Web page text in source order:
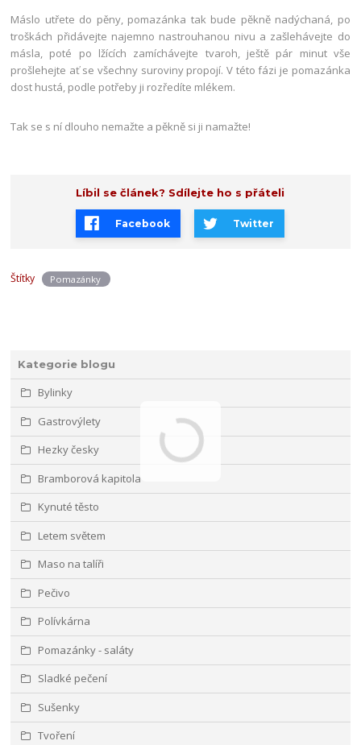
Kategorie blogu
Bylinky
Gastrovýlety
Hezky česky
Bramborová kapitola
Kynuté těsto
Letem světem
Maso na talíři
Pečivo
Polívkárna
Pomazánky - saláty
Sladké pečení
Sušenky
Tvoření
Máslo utřete do pěny, pomazánka tak bude pěkně nadýchaná, po
troškách přidávejte najemno nastrouhanou nivu a zašlehávejte do
másla, poté po lžících zamíchávejte tvaroh, ještě pár minut vše
prošlehejte ať se všechny suroviny propojí. V této fázi je pomazánka
dost hustá, podle potřeby ji rozředíte mlékem.
Tak se s ní dlouho nemažte a pěkně si ji namažte!
Líbil se článek? Sdílejte ho s přáteli
Facebook Twitter
Štítky Pomazánky